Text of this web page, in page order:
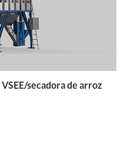
secadora de arroz